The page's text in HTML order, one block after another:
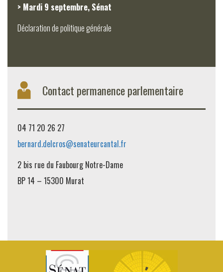
> Mardi 9 septembre, Sénat
Déclaration de politique générale
Contact permanence parlementaire
04 71 20 26 27
bernard.delcros@senateurcantal.fr
2 bis rue du Faubourg Notre-Dame
BP 14 – 15300 Murat